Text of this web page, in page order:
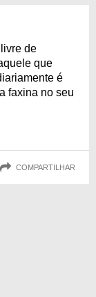
de
que
é
faxina no seu
COMPARTILHAR